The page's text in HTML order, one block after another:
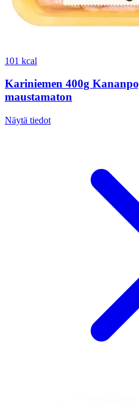
101 kcal
Kariniemen 400g
maustamaton
Näytä tiedot